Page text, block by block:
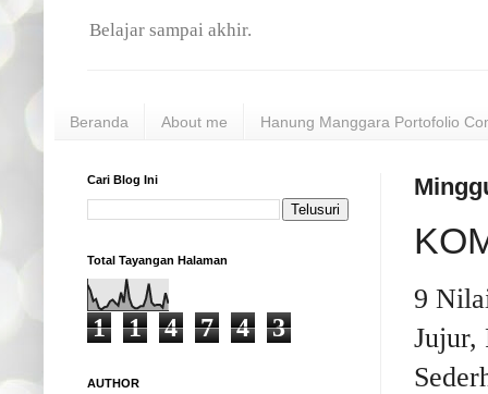
Belajar sampai akhir.
Beranda About me Hanung Manggara Portofolio
9
Jujur,
Cari Blog Ini
Total Tayangan Halaman
1 1 4 7 4 3
AUTHOR